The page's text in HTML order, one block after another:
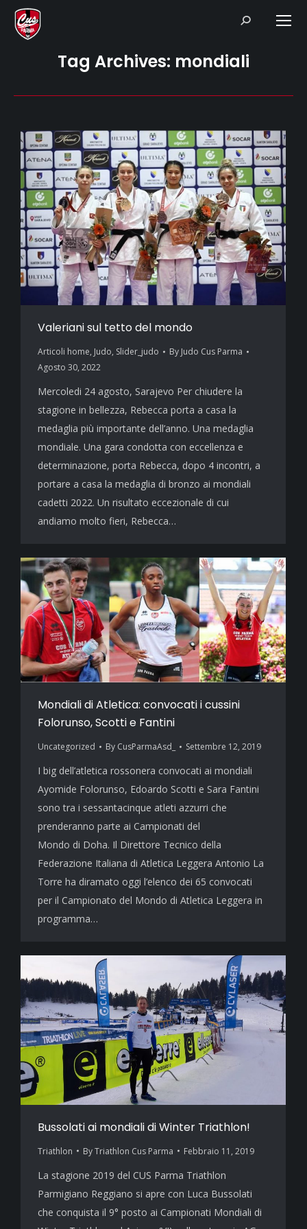
Search:
Tag Archives: mondiali
Valeriani sul tetto del mondo
Articoli home, Judo, Slider_judo By Judo Cus Parma
Agosto 30, 2022
Mercoledi 24 agosto, Sarajevo Per chiudere la
stagione in bellezza, Rebecca porta a casa la
medaglia più importante dell’anno. Una medaglia
mondiale. Una gara condotta con eccellenza e
determinazione, porta Rebecca, dopo 4 incontri, a
portare a casa la medaglia di bronzo ai mondiali
cadetti 2022. Un risultato eccezionale di cui
andiamo molto fieri, Rebecca…
Mondiali di Atletica: convocati i cussini
Folorunso, Scotti e Fantini
Uncategorized By CusParmaAsd_ Settembre 12, 2019
I big dell’atletica rossonera convocati ai mondiali
Ayomide Folorunso, Edoardo Scotti e Sara Fantini
sono tra i sessantacinque atleti azzurri che
prenderanno parte ai Campionati del
Mondo di Doha. Il Direttore Tecnico della
Federazione Italiana di Atletica Leggera Antonio La
Torre ha diramato oggi l’elenco dei 65 convocati
per il Campionato del Mondo di Atletica Leggera in
programma…
Bussolati ai mondiali di Winter Triathlon!
Triathlon ByTriathlon Cus Parma Febbraio 11, 2019
La stagione 2019 del CUS Parma Triathlon
Parmigiano Reggiano si apre con Luca Bussolati
che conquista il 9° posto ai Campionati Mondiali di